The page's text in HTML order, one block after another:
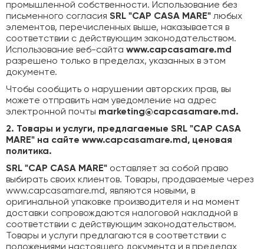
промышленной собственности. Использование без
письменного согласия SRL "CAP CASA MARE" любых
элементов, перечисленных выше, наказывается в
соответствии с действующим законодательством.
Использование веб-сайта www.capcasamare.md
разрешено только в пределах, указанных в этом
документе.
Чтобы сообщить о нарушении авторских прав, вы
можете отправить нам уведомление на адрес
электронной почты marketing@capcasamare.md.
2. Товары и услуги, предлагаемые SRL "CAP CASA
MARE" на сайте www.capcasamare.md, ценовая
политика.
SRL "CAP CASA MARE" оставляет за собой право
выбирать своих клиентов. Товары, продаваемые через
www.capcasamare.md, являются новыми, в
оригинальной упаковке производителя и на момент
доставки сопровождаются налоговой накладной в
соответствии с действующим законодательством.
Товары и услуги предлагаются в соответствии с